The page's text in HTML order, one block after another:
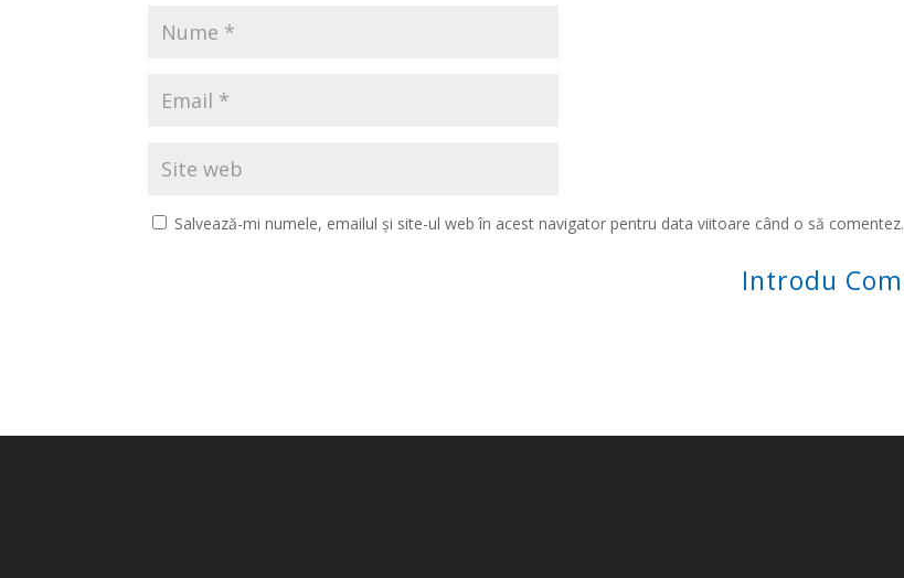
Salvează-mi numele, emailul și site-ul web în acest navigator pentru data viitoare când o să comentez.